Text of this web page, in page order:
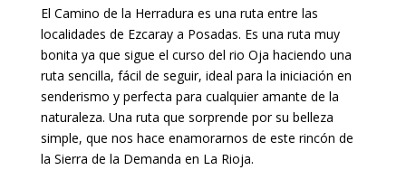
El Camino de la Herradura es una ruta entre las
localidades de Ezcaray a Posadas. Es una ruta muy
bonita ya que sigue el curso del rio Oja haciendo una
ruta sencilla, fácil de seguir, ideal para la iniciación en
senderismo y perfecta para cualquier amante de la
naturaleza. Una ruta que sorprende por su belleza
simple, que nos hace enamorarnos de este rincón de
la Sierra de la Demanda en La Rioja.